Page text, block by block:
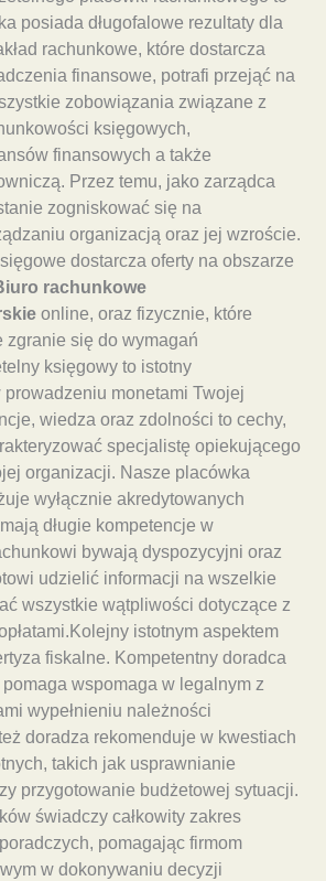
posiada długofalowe rezultaty dla
rachunkowe, które dostarcza
finansowe, potrafi przejąć na
zobowiązania związane z
księgowych,
finansowych a także
Przez temu, jako zarządca
zogniskować się na
organizacją oraz jej wzroście.
dostarcza oferty na obszarze
rachunkowe
online, oraz fizycznie, które
zgranie się do wymagań
księgowy to istotny
prowadzeniu monetami Twojej
wiedza oraz zdolności to cechy,
specjalistę opiekującego
organizacji. Nasze placówka
wyłącznie akredytowanych
długie kompetencje w
bywają dyspozycyjni oraz
udzielić informacji na wszelkie
wszystkie wątpliwości dotyczące z
istotnym aspektem
fiskalne. Kompetentny doradca
wspomaga w legalnym z
wypełnieniu należności
doradza rekomenduje w kwestiach
takich jak usprawnianie
przygotowanie budżetowej sytuacji.
świadczy całkowity zakres
pomagając firmom
w dokonywaniu decyzji